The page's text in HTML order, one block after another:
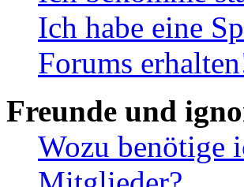
Ich habe eine
Forums
Freunde und
Wozu benötige